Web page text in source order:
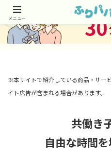
※本サイトで紹介している商品・サー
イト広告が含まれる場合があります。
共働き
自由な時間
メニュー